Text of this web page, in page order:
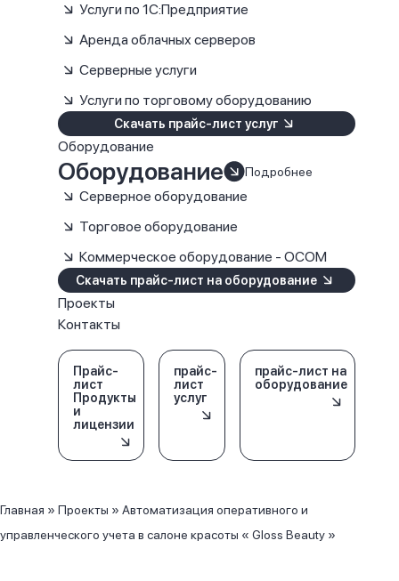
Услуги по 1С:Предприятие
Аренда облачных серверов
Серверные услуги
Услуги по торговому оборудованию
Скачать прайс-лист услуг
Оборудование
Оборудование Подробнее
Серверное оборудование
Торговое оборудование
Коммерческое оборудование - OCOM
Скачать прайс-лист на оборудование
Проекты
Контакты
Прайс-
лист
Продукты
и
лицензии
прайс-
лист
услуг
прайс-лист на
оборудование
Главная » Проекты » Автоматизация оперативного и
управленческого учета в салоне красоты « Gloss Beauty »